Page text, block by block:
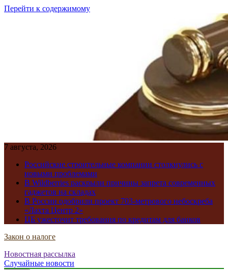
Перейти к содержимому
7 августа, 2026
Российские строительные компании столкнулись с
новыми проблемами
В Wildberries раскрыли причины запрета современных
гаджетов на складах
В России одобрили проект 703-метрового небоскреба
«Лахта Центр 2»
ЦБ ужесточит требования по кредитам для банков
Закон о налоге
Новостная рассылка
Случайные новости